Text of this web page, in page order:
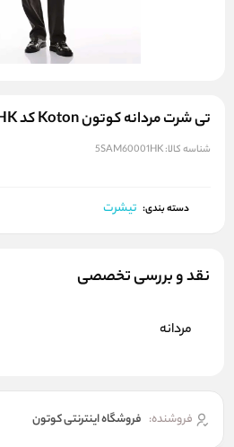
تی شرت مردانه کوتون Koton کد 5SAM60001HK
شناسه کالا:5SAM60001HK
دسته بندی: تیشرت
نقد و بررسی تخصصی
مردانه
فروشنده: فروشگاه اینترنتی کوتون